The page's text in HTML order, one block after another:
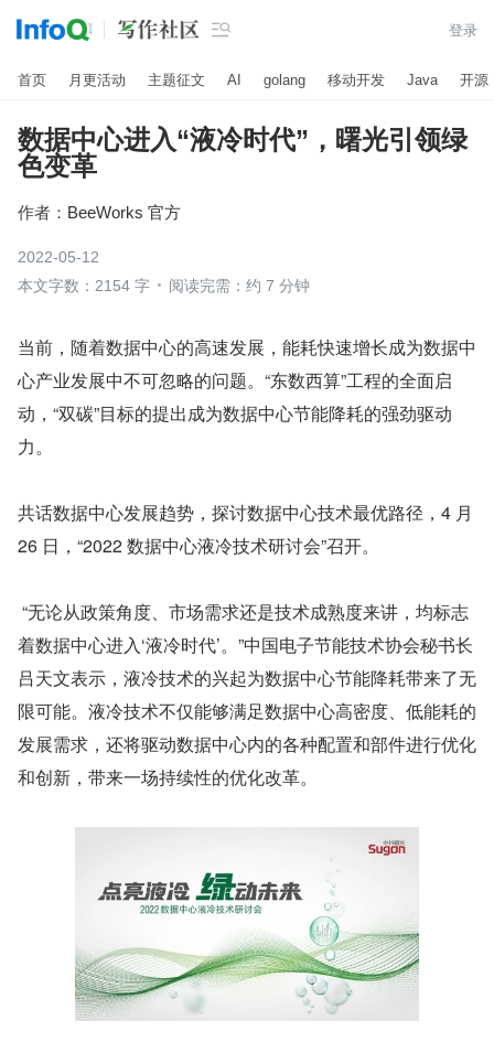
 登录
首页 月更活动 主题征文 AI golang 移动开发 Java 开源
数据中心进入“液冷时代”，曙光引领绿
色变革
作者： BeeWorks 官方
2022-05-12
本文字数：2154 字
阅读完需：约 7 分钟
当前，随着数据中心的高速发展，能耗快速增长成为数据中
心产业发展中不可忽略的问题。“东数西算”工程的全面启
动，“双碳”目标的提出成为数据中心节能降耗的强劲驱动
力。
共话数据中心发展趋势，探讨数据中心技术最优路径，4 月
26 日，“2022 数据中心液冷技术研讨会”召开。
“无论从政策角度、市场需求还是技术成熟度来讲，均标志
着数据中心进入‘液冷时代’。”中国电子节能技术协会秘书长
吕天文表示，液冷技术的兴起为数据中心节能降耗带来了无
限可能。液冷技术不仅能够满足数据中心高密度、低能耗的
发展需求，还将驱动数据中心内的各种配置和部件进行优化
和创新，带来一场持续性的优化改革。